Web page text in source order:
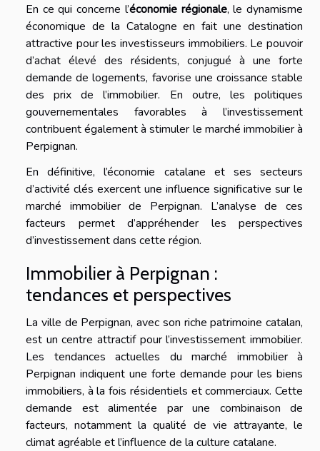
En ce qui concerne l’économie régionale, le dynamisme
économique de la Catalogne en fait une destination
attractive pour les investisseurs immobiliers. Le pouvoir
d’achat élevé des résidents, conjugué à une forte
demande de logements, favorise une croissance stable
des prix de l’immobilier. En outre, les politiques
gouvernementales favorables à l’investissement
contribuent également à stimuler le marché immobilier à
Perpignan.
En définitive, l’économie catalane et ses secteurs
d’activité clés exercent une influence significative sur le
marché immobilier de Perpignan. L’analyse de ces
facteurs permet d’appréhender les perspectives
d’investissement dans cette région.
Immobilier à Perpignan :
tendances et perspectives
La ville de Perpignan, avec son riche patrimoine catalan,
est un centre attractif pour l’investissement immobilier.
Les tendances actuelles du marché immobilier à
Perpignan indiquent une forte demande pour les biens
immobiliers, à la fois résidentiels et commerciaux. Cette
demande est alimentée par une combinaison de
facteurs, notamment la qualité de vie attrayante, le
climat agréable et l’influence de la culture catalane.